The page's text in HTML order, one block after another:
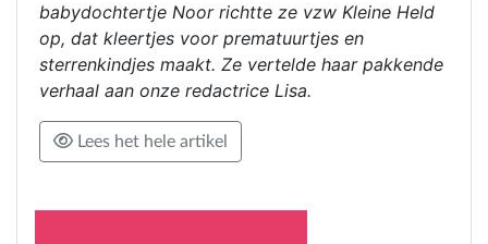
babydochtertje Noor richtte ze vzw Kleine Held
op, dat kleertjes voor prematuurtjes en
sterrenkindjes maakt. Ze vertelde haar pakkende
verhaal aan onze redactrice Lisa.
Lees het hele artikel